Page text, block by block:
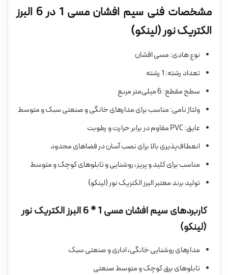
مشخصات فنی سیم افشان مسی 1 در 6 البرز
الکتریک نور (لینکو)
نوع هادی: مسی افشان
تعداد رشته: 1 رشته
سطح مقطع: 6 میلی‌متر مربع
ولتاژ نامی: مناسب برای مدارهای خانگی و صنعتی سبک و متوسط
عایق: PVC مقاوم در برابر حرارت و رطوبت
انعطاف‌پذیری بالا برای نصب آسان در فضاهای محدود
مناسب برای کلید و پریز، روشنایی و تابلوهای کوچک و متوسط
تولید برند معتبر البرز الکتریک نور (لینکو)
کاربردهای سیم افشان مسی 1 * 6 البرز الکتریک نور
(لینکو)
مدارهای روشنایی خانگی، اداری و صنعتی سبک
تابلوهای برق کوچک و متوسط صنعتی